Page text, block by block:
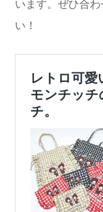
います。ぜひ合
い！